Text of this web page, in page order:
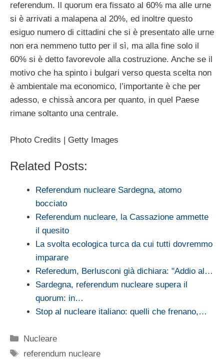
referendum. Il quorum era fissato al 60% ma alle urne
si è arrivati a malapena al 20%, ed inoltre questo
esiguo numero di cittadini che si è presentato alle urne
non era nemmeno tutto per il sì, ma alla fine solo il
60% si è detto favorevole alla costruzione. Anche se il
motivo che ha spinto i bulgari verso questa scelta non
è ambientale ma economico, l’importante è che per
adesso, e chissà ancora per quanto, in quel Paese
rimane soltanto una centrale.
Photo Credits | Getty Images
Related Posts:
Referendum nucleare Sardegna, atomo
bocciato
Referendum nucleare, la Cassazione ammette
il quesito
La svolta ecologica turca da cui tutti dovremmo
imparare
Referedum, Berlusconi già dichiara: "Addio al…
Sardegna, referendum nucleare supera il
quorum: in…
Stop al nucleare italiano: quelli che frenano,…
Categorie
Nucleare
Tag
referendum nucleare